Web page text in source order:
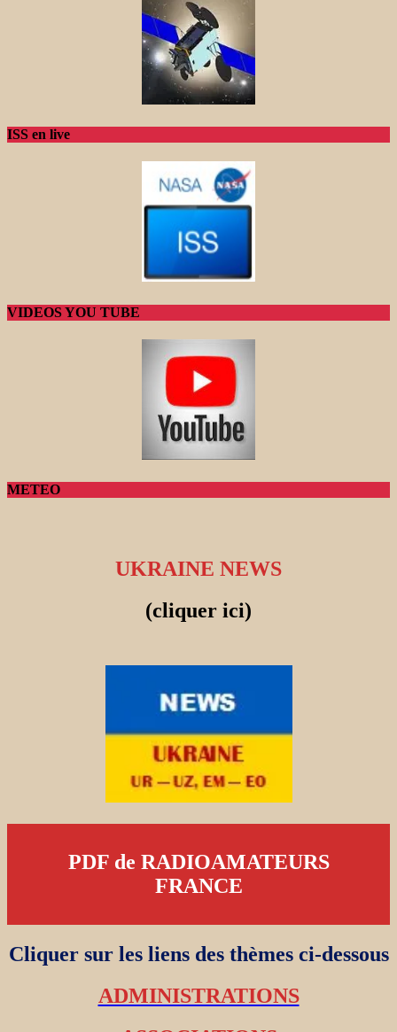
ISS en live
VIDEOS YOU TUBE
METEO
UKRAINE NEWS
(cliquer ici)
PDF de RADIOAMATEURS
FRANCE
Cliquer sur les liens des thèmes ci-dessous
ADMINISTRATIONS